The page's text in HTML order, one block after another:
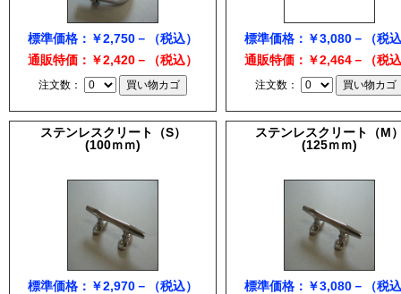
標準価格：￥2,750－（税込）
通販特価：￥2,420－（税込）
注文数：
標準価格：￥3,080－（税
通販特価：￥2,464－（税
注文数：
ステンレスクリート（S）
(100ｍｍ)
標準価格：￥2,970－（税込）
ステンレスクリート（M
(125ｍｍ)
標準価格：￥3,080－（税